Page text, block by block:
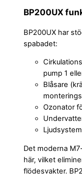
BP200UX
BP200UX har
spabadet:
pump 1
Blåsare
Ozonator
Det moderna
här, vilket
flödesvakter.